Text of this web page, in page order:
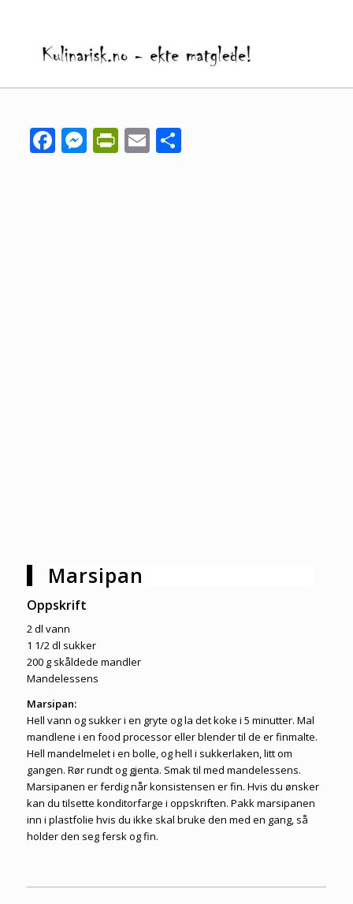
Facebook
Messenger
PrintFriendly
EmailShare
Marsipan
Oppskrift
2 dl vann
1 1/2 dl sukker
200 g skåldede mandler
Mandelessens
Marsipan:
Hell vann og sukker i en gryte og la det koke i 5 minutter. Mal
mandlene i en food processor eller blender til de er finmalte.
Hell mandelmelet i en bolle, og hell i sukkerlaken, litt om
gangen. Rør rundt og gjenta. Smak til med mandelessens.
Marsipanen er ferdig når konsistensen er fin. Hvis du ønsker
kan du tilsette konditorfarge i oppskriften. Pakk marsipanen
inn i plastfolie hvis du ikke skal bruke den med en gang, så
holder den seg fersk og fin.